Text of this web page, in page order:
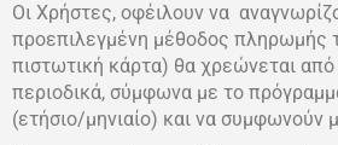
Οι Χρήστες, οφέιλουν να
προεπιλεγμένη μέθοδος πληρωμής
πιστωτική κάρτα) θα χρεώνεται
περιοδικά, σύμφωνα με το
(ετήσιο/μηνιαίο) και να συμφωνούν